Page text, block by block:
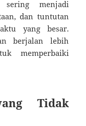
sering menjadi
dan tuntutan
yang besar.
berjalan lebih
memperbaiki
Tidak